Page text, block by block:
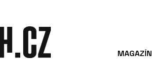
MAGAZÍN